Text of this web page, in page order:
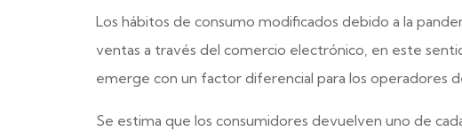
Los hábitos de consumo modificados debido a la
ventas a través del comercio electrónico, en este
emerge con un factor diferencial para los operadores
Se estima que los consumidores devuelven uno de